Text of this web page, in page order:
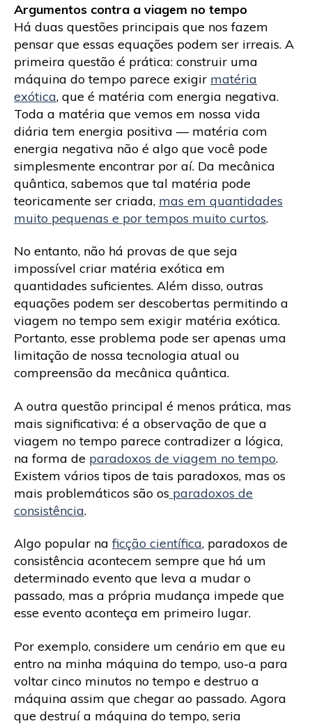
Argumentos contra a viagem no tempo
Há duas questões principais que nos fazem
pensar que essas equações podem ser irreais. A
primeira questão é prática: construir uma
máquina do tempo parece exigir matéria
exótica, que é matéria com energia negativa.
Toda a matéria que vemos em nossa vida
diária tem energia positiva — matéria com
energia negativa não é algo que você pode
simplesmente encontrar por aí. Da mecânica
quântica, sabemos que tal matéria pode
teoricamente ser criada, mas em quantidades
muito pequenas e por tempos muito curtos.
No entanto, não há provas de que seja
impossível criar matéria exótica em
quantidades suficientes. Além disso, outras
equações podem ser descobertas permitindo a
viagem no tempo sem exigir matéria exótica.
Portanto, esse problema pode ser apenas uma
limitação de nossa tecnologia atual ou
compreensão da mecânica quântica.
A outra questão principal é menos prática, mas
mais significativa: é a observação de que a
viagem no tempo parece contradizer a lógica,
na forma de paradoxos de viagem no tempo.
Existem vários tipos de tais paradoxos, mas os
mais problemáticos são os paradoxos de
consistência.
Algo popular na ficção científica, paradoxos de
consistência acontecem sempre que há um
determinado evento que leva a mudar o
passado, mas a própria mudança impede que
esse evento aconteça em primeiro lugar.
Por exemplo, considere um cenário em que eu
entro na minha máquina do tempo, uso-a para
voltar cinco minutos no tempo e destruo a
máquina assim que chegar ao passado. Agora
que destruí a máquina do tempo, seria